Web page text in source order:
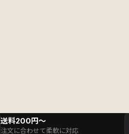
送料200円〜
注文に合わせて柔軟に対応